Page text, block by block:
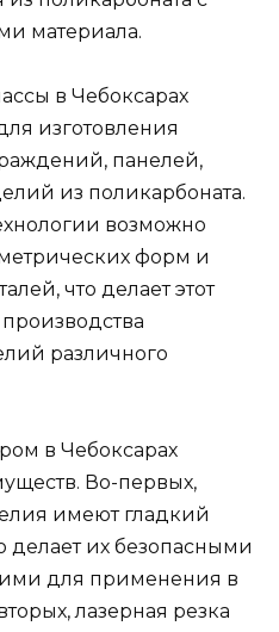
материала.
в Чебоксарах
изготовления
панелей,
из поликарбоната.
возможно
форм и
что делает этот
различного
в Чебоксарах
Во-первых,
имеют гладкий
делает их безопасными
для применения в
лазерная резка